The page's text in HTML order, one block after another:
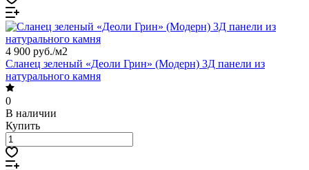
4 900 руб./м2
Сланец зеленый «Деоли Грин» (Модерн) 3Д панели из
натурального камня
0
В наличии
Купить